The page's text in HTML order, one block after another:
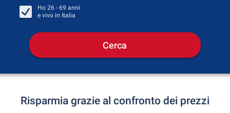
Ho 26 - 69 anni
e vivo in Italia
Cerca
Risparmia grazie al confronto dei prezzi